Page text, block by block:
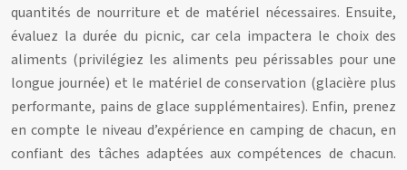
quantités de nourriture et de matériel nécessaires. Ensuite,
évaluez la durée du picnic, car cela impactera le choix des
aliments (privilégiez les aliments peu périssables pour une
longue journée) et le matériel de conservation (glacière plus
performante, pains de glace supplémentaires). Enfin, prenez
en compte le niveau d’expérience en camping de chacun, en
confiant des tâches adaptées aux compétences de chacun.